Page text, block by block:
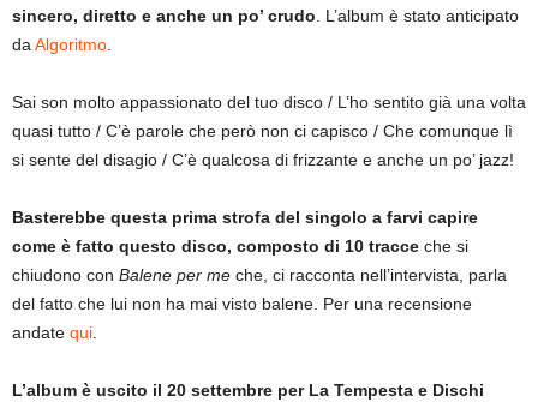
sincero, diretto e anche un po’ crudo. L’album è stato anticipato
daAlgoritmo.
Sai son molto appassionato del tuo disco / L’ho sentito già una volta
quasi tutto / C’è parole che però non ci capisco / Che comunque lì
si sente del disagio / C’è qualcosa di frizzante e anche un po’ jazz!
Basterebbe questa prima strofa del singolo a farvi capire
come è fatto questo disco, composto di 10 tracce che si
chiudono con Balene per me che, ci racconta nell’intervista, parla
del fatto che lui non ha mai visto balene. Per una recensione
andate qui.
L’album è uscito il 20 settembre per La Tempesta e Dischi